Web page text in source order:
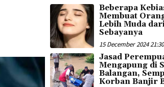
Beberapa
Membuat
Lebih Muda
Sebayanya
15 December 2024
Jasad
Mengapung di
Balangan,
Korban Banjir